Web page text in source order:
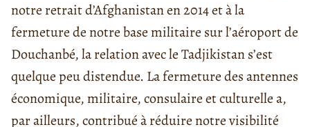
notre retrait d’Afghanistan en 2014 et à la
fermeture de notre base militaire sur l’aéroport de
Douchanbé, la relation avec le Tadjikistan s’est
quelque peu distendue. La fermeture des antennes
économique, militaire, consulaire et culturelle a,
par ailleurs, contribué à réduire notre visibilité